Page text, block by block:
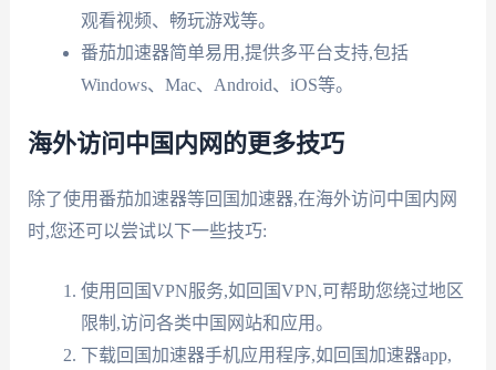
观看视频、畅玩游戏等。
番茄加速器简单易用,提供多平台支持,包括
Windows、Mac、Android、iOS等。
海外访问中国内网的更多技巧
除了使用番茄加速器等回国加速器,在海外访问中国内网
时,您还可以尝试以下一些技巧:
使用回国VPN服务,如回国VPN,可帮助您绕过地区
限制,访问各类中国网站和应用。
下载回国加速器手机应用程序,如回国加速器app,